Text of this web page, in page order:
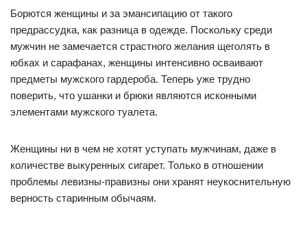
Борются женщины и за эмансипацию от такого
предрассудка, как разница в одежде. Поскольку среди
мужчин не замечается страстного желания щеголять в
юбках и сарафанах, женщины интенсивно осваивают
предметы мужского гардероба. Теперь уже трудно
поверить, что ушанки и брюки являются исконными
элементами мужского туалета.
Женщины ни в чем не хотят уступать мужчинам, даже в
количестве выкуренных сигарет. Только в отношении
проблемы левизны-правизны они хранят неукоснительную
верность старинным обычаям.